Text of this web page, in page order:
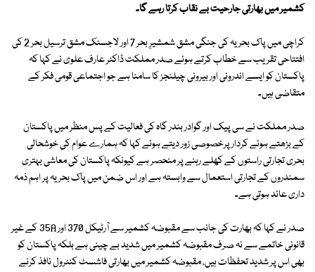
کشمیر میں بھارتی جارحیت بے نقاب کرتا رہے گا۔
کراچی میں پاک بحریہ کی جنگی مشق شمشیرِ بحر 7 اور لاجسٹک مشق ترسیل بحر 2 کی
افتتاحی تقریب سے خطاب کرتے ہوئے صدر مملکت ڈاکٹر عارف علوی نے کہا کہ
پاکستان کو ایسے اندرونی اور بیرونی چیلنجز کا سامنا ہے جو اجتماعی قومی فکر کے
متقاضی ہیں۔
صدر مملکت نے سی پیک اور گوادر بندر گاہ کی فعالیت کے پس منظر میں پاکستان
کے بڑھتے ہوئے کردار پرخصوصی زور دیتے ہوئے کہا کہ ہمارے عوام کی خوشحالی
بحری تجارتی راستوں کے کھلے رہنے پر منحصر ہے کیونکہ پاکستان کی معاشی بہتری
سمندروں کے تجارتی استعمال سے وابستہ ہے اور اس ضمن میں پاک بحریہ پر اہم ذمہ
داری عائد ہوتی ہے۔
صدر نے کہا کہ بھارت کی جانب سے مقبوضہ کشمیر سے آرٹیکل 370 اور 35A کے غیر
قانونی خاتمے سے نہ صرف مقبوضہ کشمیر میں شدید بے چینی ہے بلکہ پاکستان کو
بھی اس پر شدید تحفظات ہیں، مقبوضہ کشمیر میں بھارتی فاشسٹ کنٹرول نافذ کرنے